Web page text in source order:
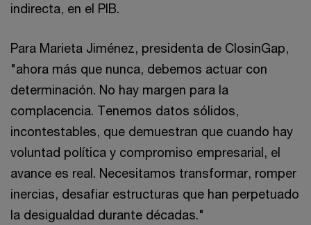
indirecta, en el PIB.
Para Marieta Jiménez, presidenta de ClosinGap,
"ahora más que nunca, debemos actuar con
determinación. No hay margen para la
complacencia. Tenemos datos sólidos,
incontestables, que demuestran que cuando hay
voluntad política y compromiso empresarial, el
avance es real. Necesitamos transformar, romper
inercias, desafiar estructuras que han perpetuado
la desigualdad durante décadas."